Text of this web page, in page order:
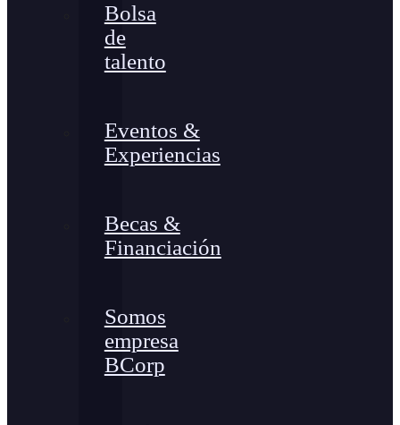
Bolsa
de
talento
Eventos &
Experiencias
Becas &
Financiación
Somos
empresa
BCorp